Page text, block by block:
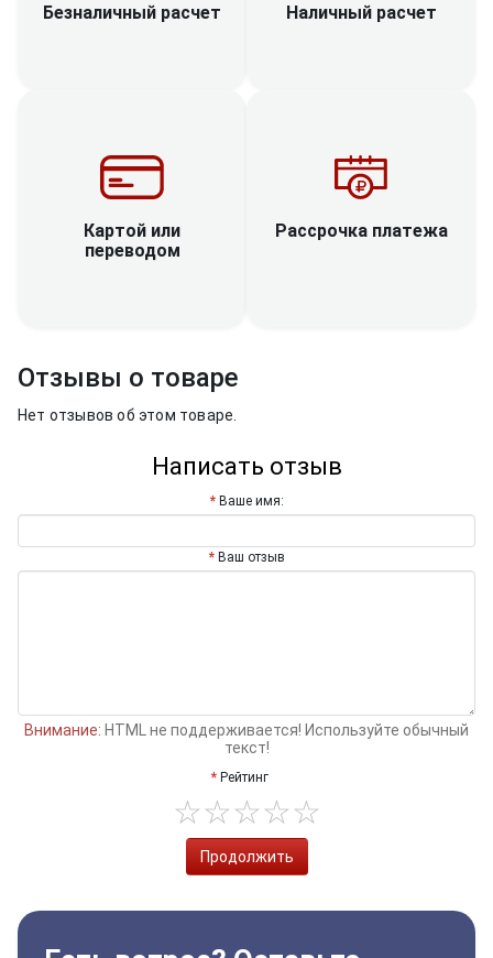
Безналичный расчет Наличный расчет
Картой или
переводом
Рассрочка платежа
Отзывы о товаре
Нет отзывов об этом товаре.
Написать отзыв
Ваше имя:
Ваш отзыв
Внимание: HTML не поддерживается! Используйте обычный
текст!
Рейтинг
Продолжить